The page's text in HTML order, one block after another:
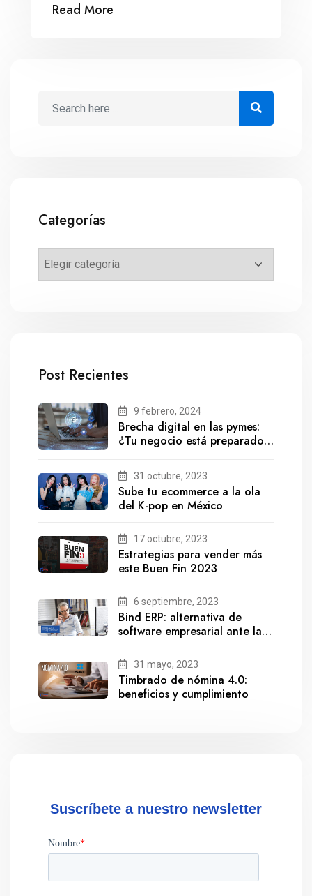
Read More
Categorías
Post Recientes
9 febrero, 2024
Brecha digital en las pymes:
¿Tu negocio está preparado
31 octubre, 2023
Sube tu ecommerce a la ola
del K-pop en México
17 octubre, 2023
Estrategias para vender más
este Buen Fin 2023
6 septiembre, 2023
Bind ERP: alternativa de
software empresarial ante la
31 mayo, 2023
Timbrado de nómina 4.0:
beneficios y cumplimiento
Suscríbete a nuestro newsletter